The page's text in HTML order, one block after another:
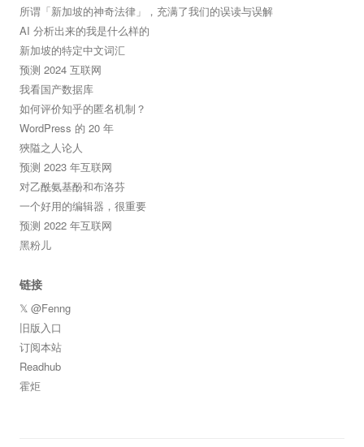
所谓「新加坡的神奇法律」，充满了我们的误读与误解
AI 分析出来的我是什么样的
新加坡的特定中文词汇
预测 2024 互联网
我看国产数据库
如何评价知乎的匿名机制？
WordPress 的 20 年
狹隘之人论人
预测 2023 年互联网
对乙酰氨基酚和布洛芬
一个好用的编辑器，很重要
预测 2022 年互联网
黑粉儿
链接
𝕏 @Fenng
旧版入口
订阅本站
Readhub
霍炬